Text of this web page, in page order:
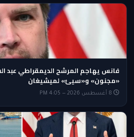
فانس يهاجم المرشح الديمقراطي عبد
«مجنون» و«سيئ» لميشيغان